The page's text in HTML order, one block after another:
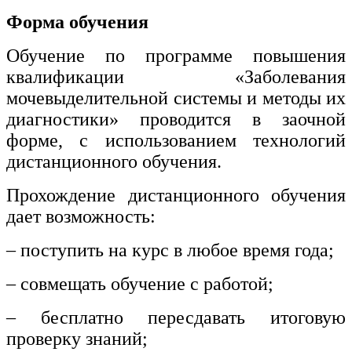
Форма обучения
Обучение по программе повышения
квалификации «Заболевания
мочевыделительной системы и методы их
диагностики» проводится в заочной
форме, с использованием технологий
дистанционного обучения.
Прохождение дистанционного обучения
дает возможность:
– поступить на курс в любое время года;
– совмещать обучение с работой;
– бесплатно пересдавать итоговую
проверку знаний;